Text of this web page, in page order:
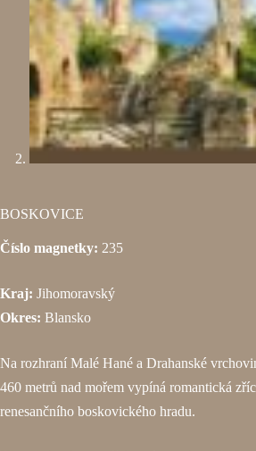
BOSKOVICE
Číslo magnetky: 235
Kraj: Jihomoravský
Okres: Blansko
Na rozhraní Malé Hané a Drahanské
460 metrů nad mořem vypíná romantická
renesančního boskovického hradu.